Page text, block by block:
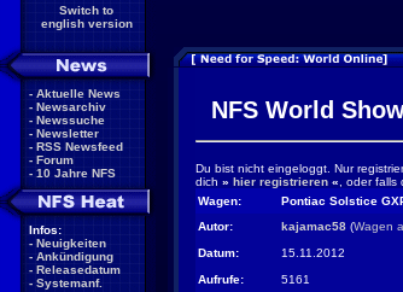
Switch to
english version
- Aktuelle News
- Newsarchiv
- Newssuche
- Newsletter
- RSS Newsfeed
- Forum
- 10 Jahre NFS
Infos:
- Neuigkeiten
- Ankündigung
- Releasedatum
- Systemanf.
NFS World
Du bist nicht eingeloggt. Nur
dich » hier registrieren « , oder
Wagen:
Pontiac Solstice
Autor:
kajamac58 (Wagen
Datum:
15.11.2012
Aufrufe:
5161